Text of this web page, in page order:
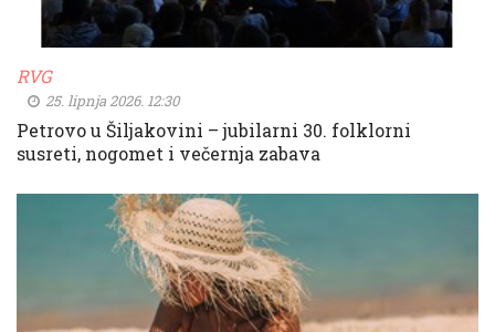
RVG
25. lipnja 2026. 12:30
Petrovo u Šiljakovini – jubilarni 30. folklorni
susreti, nogomet i večernja zabava